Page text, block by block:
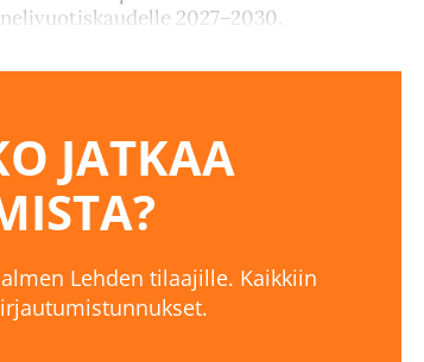
2027–2030.
JATKAA
Lehden tilaajille. Kaikkiin